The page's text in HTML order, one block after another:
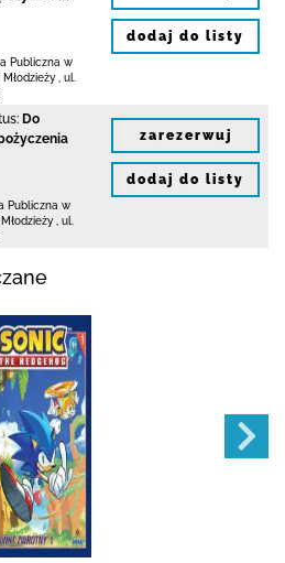
Publiczna w
, ul.
dodaj do listy
Do
Publiczna w
ul.
zarezerwuj
dodaj do listy